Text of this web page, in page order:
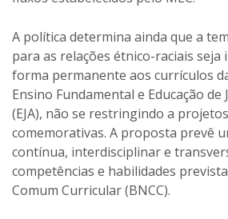
A política determina ainda que a
para as relações étnico-raciais seja
forma permanente aos currículos
Ensino Fundamental e Educação de
(EJA), não se restringindo a
comemorativas. A proposta prevê
contínua, interdisciplinar e
competências e habilidades
Comum Curricular (BNCC).